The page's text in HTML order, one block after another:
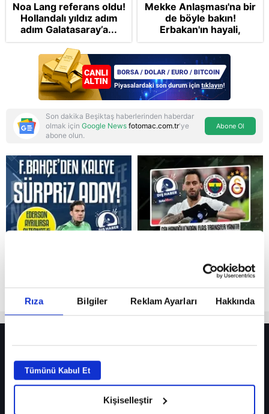
Rıza Bilgiler Reklam Ayarları Hakkında
Tümünü Kabul Et
Kişiselleştir
Reddet
Noa Lang referans oldu!
Hollandalı yıldız adım
adım Galatasaray’a...
Mekke Anlaşması'na bir
de böyle bakın!
Erbakan'ın hayali,
Cumhur'un vizyonu:
İslam NATO'suna
Başkan Erdoğan mührü
Son dakika Beşiktaş haberlerinden haberdar
olmak için Google News fotomac.com.tr'ye
abone olun.
Abone Ol
Fenerbahçe’de sürpriz ayrılık ihtimali! Devre arasında gelmişti
Fenerbahçe’nin yeni transferi Mason Greenwood için olay sözler!
Galatasaray’da rota yeniden Thiago Almada!